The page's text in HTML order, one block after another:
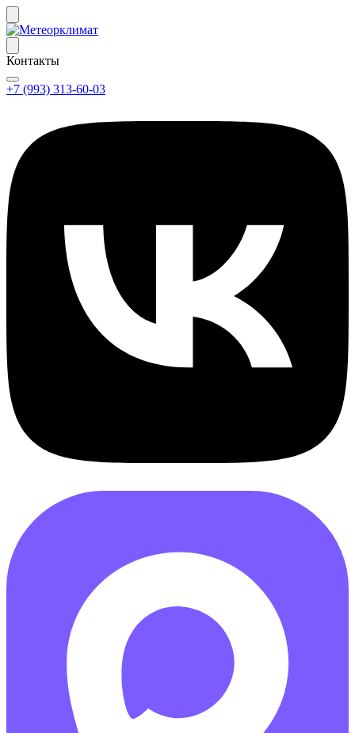
Контакты
+7 (993) 313-60-03